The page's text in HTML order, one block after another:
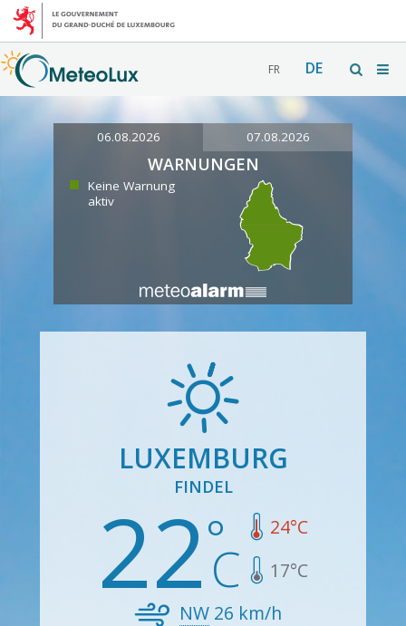
FR DE
06.08.2026 07.08.2026
WARNUNGEN
Keine Warnung
aktiv
LUXEMBURG
FINDEL
22 24°C
17°C
NW26 km/h